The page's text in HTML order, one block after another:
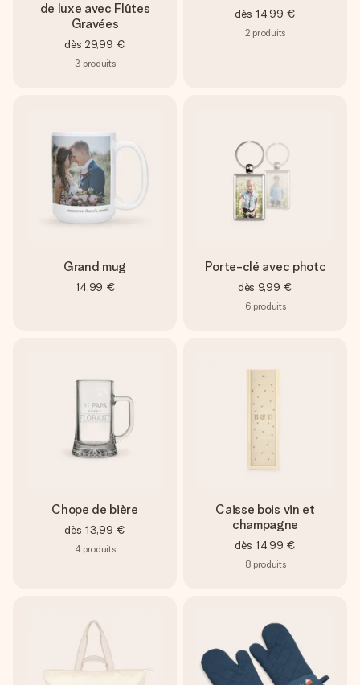
de luxe avec Flûtes
Gravées
dès 29,99 €
3 produits
dès 14,99 €
2 produits
Grand mug
14,99 €
Porte-clé avec photo
dès 9,99 €
6 produits
Chope de bière
dès 13,99 €
4 produits
Caisse bois vin et
champagne
dès 14,99 €
8 produits